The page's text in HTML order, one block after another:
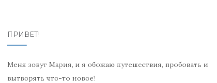
ПРИВЕТ!
Меня зовут Мария, и я обожаю путешествия, пробовать и
вытворять что-то новое!